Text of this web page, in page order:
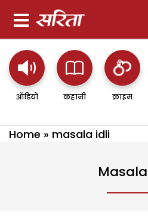
ऑडियो कहानी क्राइम
Home » masala idli